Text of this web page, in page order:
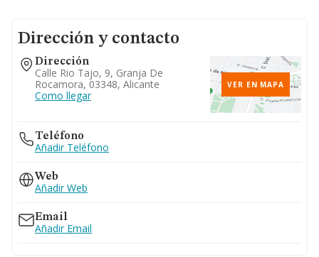
Dirección y contacto
Dirección
Calle Rio Tajo, 9, Granja De
Rocamora, 03348, Alicante
Como llegar
VER EN MAPA
Teléfono
Añadir Teléfono
Web
Añadir Web
Email
Añadir Email